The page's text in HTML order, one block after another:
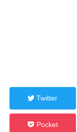
Twitter
Pocket